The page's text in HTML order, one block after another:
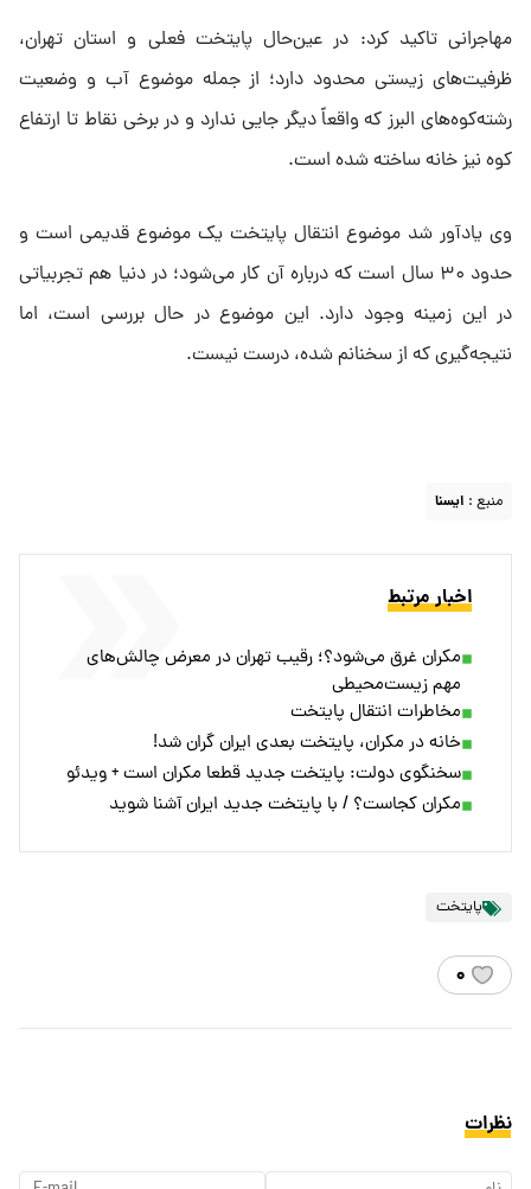
مهاجرانی تاکید کرد: در عین‌حال پایتخت فعلی و استان تهران،
ظرفیت‌های زیستی محدود دارد؛ از جمله موضوع آب و وضعیت
رشته‌کوه‌های البرز که واقعاً دیگر جایی ندارد و در برخی نقاط تا ارتفاع
کوه نیز خانه ساخته شده است.
وی یادآور شد موضوع انتقال پایتخت یک موضوع قدیمی است و
حدود ۳۰ سال است که درباره آن کار می‌شود؛ در دنیا هم تجربیاتی
در این زمینه وجود دارد. این موضوع در حال بررسی است، اما
نتیجه‌گیری که از سخنانم شده، درست نیست.
منبع : ايسنا
اخبار مرتبط
مکران غرق می‌شود؟؛ رقیب تهران در معرض چالش‌های
مهم زیست‌محیطی
مخاطرات انتقال پایتخت
خانه در مکران، پایتخت بعدی ایران گران شد!
سخنگوی دولت: پایتخت جدید قطعا مکران است + ویدئو
مکران کجاست؟ / با پایتخت جدید ایران آشنا شوید
پایتخت
۰
نظرات